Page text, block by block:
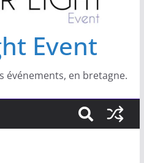
Event
événements, en bretagne.